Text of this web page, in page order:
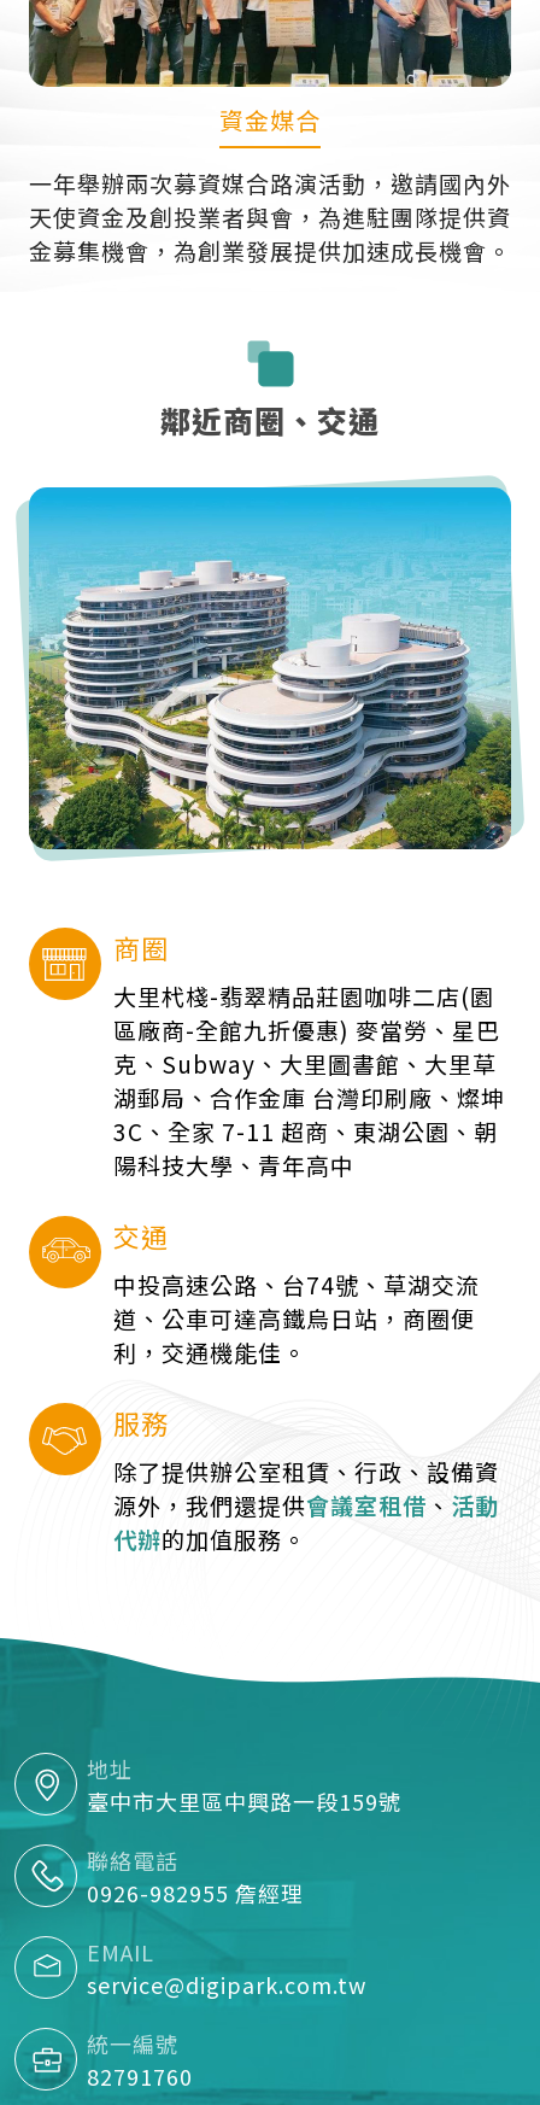
資金媒合
一年舉辦兩次募資媒合路演活動，邀請國內外
天使資金及創投業者與會，為進駐團隊提供資
金募集機會，為創業發展提供加速成長機會。
鄰近商圈、交通
商圈
大里杙棧-翡翠精品莊園咖啡二店(園
區廠商-全館九折優惠) 麥當勞、星巴
克、Subway、大里圖書館、大里草
湖郵局、合作金庫 台灣印刷廠、燦坤
3C、全家 7-11 超商、東湖公園、朝
陽科技大學、青年高中
交通
中投高速公路、台74號、草湖交流
道、公車可達高鐵烏日站，商圈便
利，交通機能佳。
服務
除了提供辦公室租賃、行政、設備資
源外，我們還提供會議室租借 、 活動
代辦的加值服務。
地址
臺中市大里區中興路一段159號
聯絡電話
0926-982955 詹經理
EMAIL
service@digipark.com.tw
統一編號
82791760